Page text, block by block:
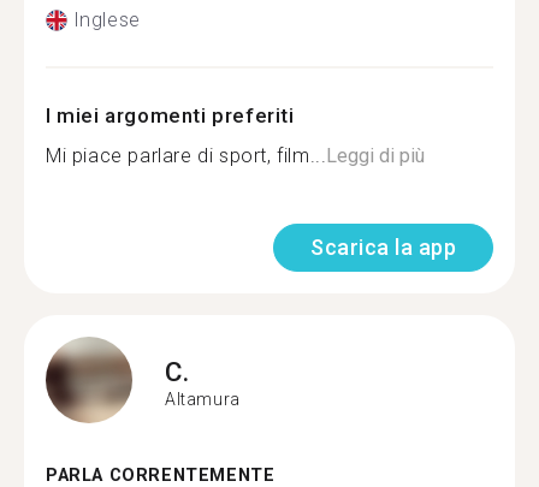
Inglese
I miei argomenti preferiti
Mi piace parlare di sport, film...Leggi di più
Scarica la app
C.
Altamura
PARLA CORRENTEMENTE